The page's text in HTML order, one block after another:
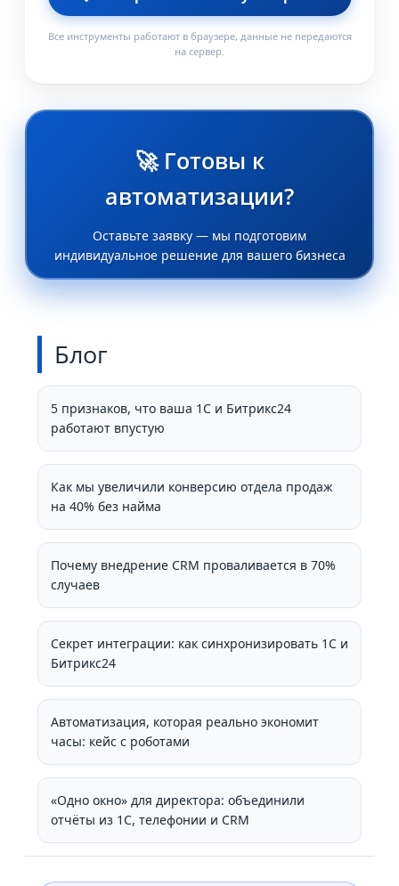
Все инструменты работают в браузере, данные не передаются
на сервер.
🚀 Готовы к
автоматизации?
Оставьте заявку — мы подготовим
индивидуальное решение для вашего бизнеса
Блог
5 признаков, что ваша 1С и Битрикс24
работают впустую
Как мы увеличили конверсию отдела продаж
на 40% без найма
Почему внедрение CRM проваливается в 70%
случаев
Секрет интеграции: как синхронизировать 1С и
Битрикс24
Автоматизация, которая реально экономит
часы: кейс с роботами
«Одно окно» для директора: объединили
отчёты из 1С, телефонии и CRM